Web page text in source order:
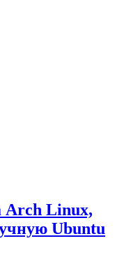
Arch Linux,
Ubuntu